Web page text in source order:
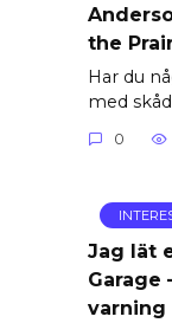
the
Har du
med
0
Jag lät
Garage
varning